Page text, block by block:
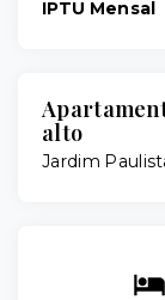
IPTU Mensal
alto
Jardim